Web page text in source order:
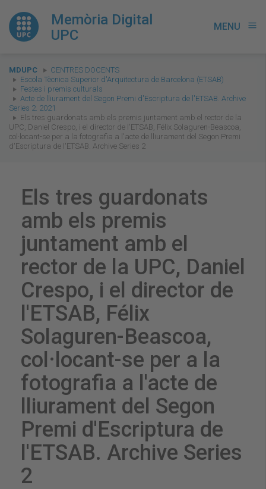
Memòria Digital
UPC
MENU menu
You
are
here:
MDUPC
CENTRES DOCENTS
Escola Tècnica Superior d'Arquitectura de Barcelona (ETSAB)
Festes i premis culturals
Acte de lliurament del Segon Premi d'Escriptura de l'ETSAB. Archive
Series 2. 2021
Els tres guardonats amb els premis juntament amb el rector de la
UPC, Daniel Crespo, i el director de l'ETSAB, Félix Solaguren-Beascoa,
col·locant-se per a la fotografia a l'acte de lliurament del Segon Premi
d'Escriptura de l'ETSAB. Archive Series 2
Els tres guardonats
amb els premis
juntament amb el
rector de la UPC, Daniel
Crespo, i el director de
l'ETSAB, Félix
Solaguren-Beascoa,
col·locant-se per a la
fotografia a l'acte de
lliurament del Segon
Premi d'Escriptura de
l'ETSAB. Archive Series
2